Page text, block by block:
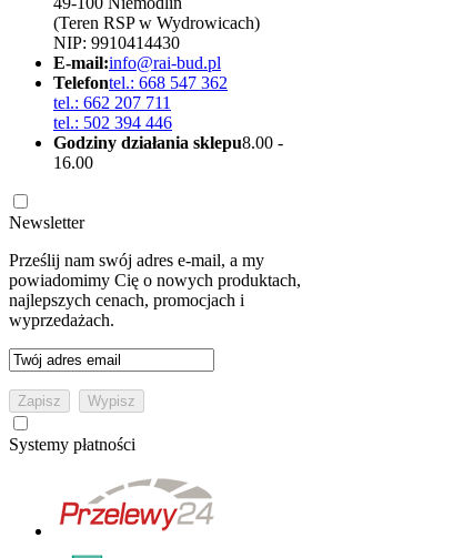
(Teren RSP w Wydrowicach)
NIP: 9910414430
E-mail:info@rai-bud.pl
Telefontel.: 668 547 362
tel.: 662 207 711
tel.: 502 394 446
Godziny działania sklepu8.00 -
16.00
Newsletter
Prześlij nam swój adres e-mail, a my
powiadomimy Cię o nowych produktach,
najlepszych cenach, promocjach i
wyprzedażach.
Systemy płatności